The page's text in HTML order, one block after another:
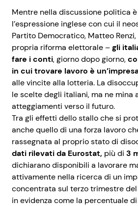
Salute
Viaggi e Turismo
Festività
Seguici
Info
Chi siamo
Mentre nella discussione politica
l’espressione inglese con cui il
Partito Democratico, Matteo
propria riforma elettorale –gli
fare i conti, giorno dopo giorno,
in cui trovare lavoro è
alle vincite alla lotteria. La
le scelte degli italiani, ma ne mina
atteggiamenti verso il futuro.
Tra gli effetti dello stallo che si
anche quello di una forza lavoro
rassegnata al proprio stato di
dati rilevati da Eurostat, più di 3
dichiarano disponibili a lavorare
attivamente nella ricerca di un
concentrata sul terzo trimestre
in evidenza come la percentuale